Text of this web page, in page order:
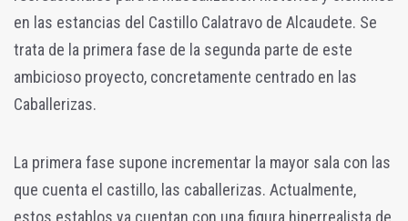
en las estancias del Castillo Calatravo de Alcaudete. Se
trata de la primera fase de la segunda parte de este
ambicioso proyecto, concretamente centrado en las
Caballerizas.
La primera fase supone incrementar la mayor sala con las
que cuenta el castillo, las caballerizas. Actualmente,
estos establos ya cuentan con una figura hiperrealista de